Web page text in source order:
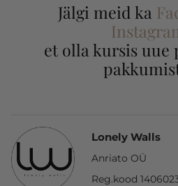
Jälgi meid ka
et olla kursis uue
Lonely Walls
Anriato OÜ
Reg.kood